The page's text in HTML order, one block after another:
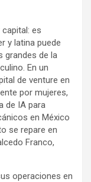
es
y latina puede
grandes de la
En un
de venture en
por mujeres,
de IA para
en México
se repare en
Franco,
operaciones en